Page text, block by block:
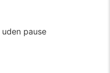
pause